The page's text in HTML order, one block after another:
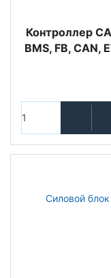
Контроллер
BMS, FB, CAN,